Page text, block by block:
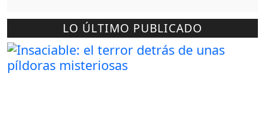
LO ÚLTIMO PUBLICADO